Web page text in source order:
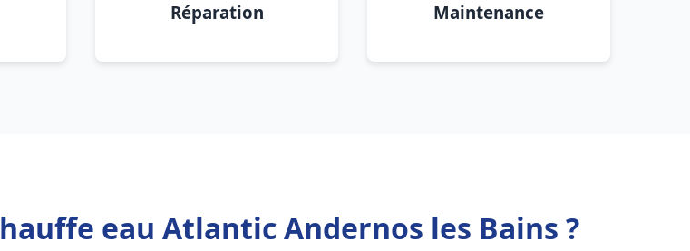
Réparation Maintenance
eau Atlantic Andernos les Bains ?